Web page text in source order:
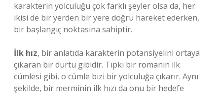
karakterin yolculuğu çok farklı şeyler olsa da, her
ikisi de bir yerden bir yere doğru hareket ederken,
bir başlangıç noktasına sahiptir.
İlk hız, bir anlatıda karakterin potansiyelini ortaya
çıkaran bir dürtü gibidir. Tıpkı bir romanın ilk
cümlesi gibi, o cümle bizi bir yolculuğa çıkarır. Aynı
şekilde, bir merminin ilk hızı da onu bir hedefe